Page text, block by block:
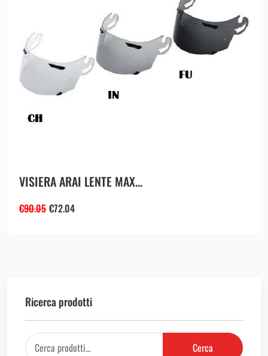
VISIERA ARAI LENTE MAX...
€90.05 €72.04
Ricerca prodotti
Cerca